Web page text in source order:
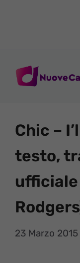
Chic –
testo,
23 Marzo 2015